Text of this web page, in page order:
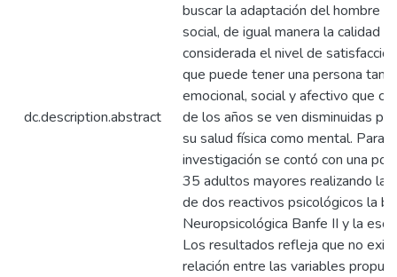
dc.description.abstract
buscar la adaptación del hombre
social, de igual manera la calidad
considerada el nivel de
que puede tener una persona
emocional, social y afectivo que
de los años se ven disminuidas
su salud física como mental. Para
investigación se contó con una
35 adultos mayores realizando la
de dos reactivos psicológicos la
Neuropsicológica Banfe II y la
Los resultados refleja que no
relación entre las variables